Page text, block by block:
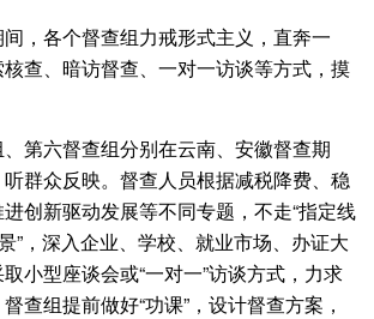
各个督查组力戒形式主义，直奔一
查、暗访督查、一对一访谈等方式，摸
六督查组分别在云南、安徽督查期
群众反映。督查人员根据减税降费、稳
创新驱动发展等不同专题，不走“指定线
”，深入企业、学校、就业市场、办证大
小型座谈会或“一对一”访谈方式，力求
查组提前做好“功课”，设计督查方案，